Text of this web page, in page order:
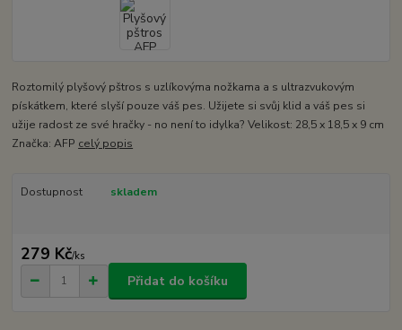
Roztomilý plyšový pštros s uzlíkovýma nožkama a s ultrazvukovým
pískátkem, které slyší pouze váš pes. Užijete si svůj klid a váš pes si
užije radost ze své hračky - no není to idylka? Velikost: 28,5 x 18,5 x 9 cm
Značka: AFP celý popis
Dostupnost skladem
279 Kč/ks
Přidat do košíku